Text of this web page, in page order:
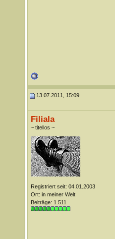
13.07.2011, 15:09
Filiala
~ titellos ~
Registriert seit: 04.01.2003
Ort: in meiner Welt
Beiträge: 1.511